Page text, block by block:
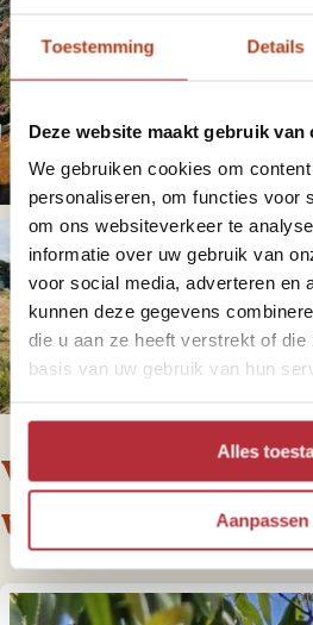
Toestemming Details
Deze website maakt gebruik van
We gebruiken cookies om
personaliseren, om functies voor
om ons websiteverkeer te
informatie over uw gebruik van
voor social media, adverteren en
kunnen deze gegevens
die u aan ze heeft verstrekt of
basis van uw gebruik van hun
Alles
Aanpassen
Voor deze reis
volgende